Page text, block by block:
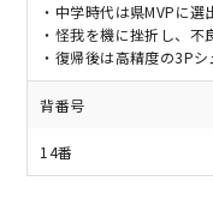
・中学時代は県MVPに選
・怪我を機に挫折し、不
・復帰後は高精度の3P
背番号
14番